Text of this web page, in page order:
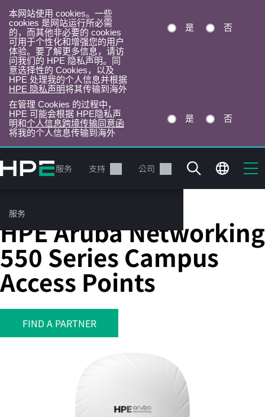
本网站使用 cookies。一些
cookies 是网站运行所必需
的，而其他非必要的 cookies
可用于个性化和增强您的用户
体验。要了解更多信息，请访
问我们的 HPE 隐私声明。同
意选择性的 Cookies，以及
HPE 处理我的个人信息并根据
HPE 隐私声明将其传输到海外
是 否
在管理 Cookies 的过程中，
HPE 可能会根据 HPE隐私声
明和个人信息跨境传输同意函
将我的个人信息传输到海外
是 否
转
到
目
录
产品 服务 支持 公司
服务
您的购物车目前是空的
WLAN 接入点
HPE Aruba Networking
550 Series Campus
Access Points
FIND A PARTNER